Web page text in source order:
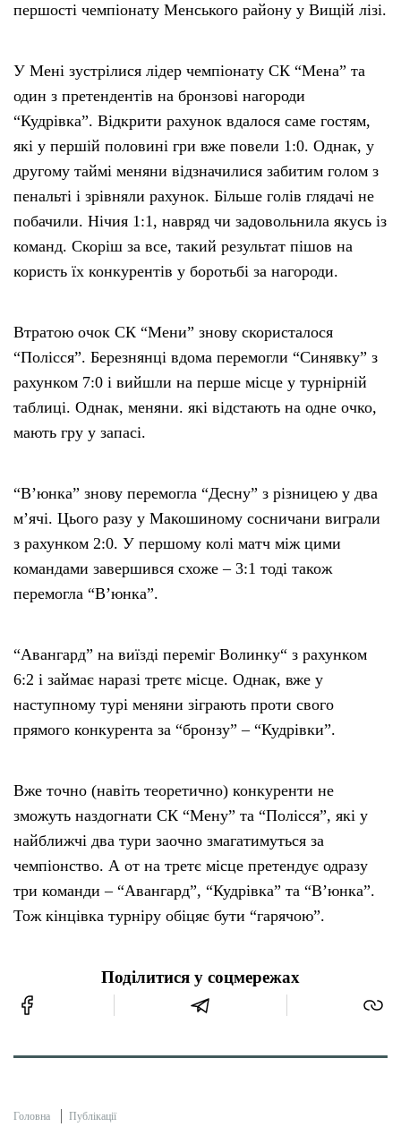
першості чемпіонату Менського району у Вищій лізі.
У Мені зустрілися лідер чемпіонату СК “Мена” та
один з претендентів на бронзові нагороди
“Кудрівка”. Відкрити рахунок вдалося саме гостям,
які у першій половині гри вже повели 1:0. Однак, у
другому таймі меняни відзначилися забитим голом з
пенальті і зрівняли рахунок. Більше голів глядачі не
побачили. Нічия 1:1, навряд чи задовольнила якусь із
команд. Скоріш за все, такий результат пішов на
користь їх конкурентів у боротьбі за нагороди.
Втратою очок СК “Мени” знову скористалося
“Полісся”. Березнянці вдома перемогли “Синявку” з
рахунком 7:0 і вийшли на перше місце у турнірній
таблиці. Однак, меняни. які відстають на одне очко,
мають гру у запасі.
“В’юнка” знову перемогла “Десну” з різницею у два
м’ячі. Цього разу у Макошиному сосничани виграли
з рахунком 2:0. У першому колі матч між цими
командами завершився схоже – 3:1 тоді також
перемогла “В’юнка”.
“Авангард” на виїзді переміг Волинку“ з рахунком
6:2 і займає наразі третє місце. Однак, вже у
наступному турі меняни зіграють проти свого
прямого конкурента за “бронзу” – “Кудрівки”.
Вже точно (навіть теоретично) конкуренти не
зможуть наздогнати СК “Мену” та “Полісся”, які у
найближчі два тури заочно змагатимуться за
чемпіонство. А от на третє місце претендує одразу
три команди – “Авангард”, “Кудрівка” та “В’юнка”.
Тож кінцівка турніру обіцяє бути “гарячою”.
Поділитися у соцмережах
Головна Публікації